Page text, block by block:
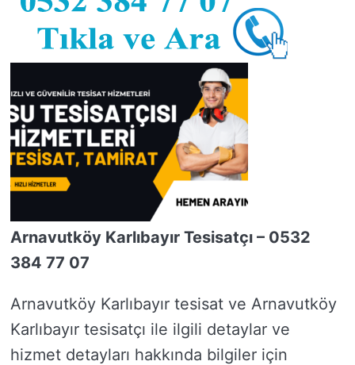
Arnavutköy Karlıbayır Tesisatçı – 0532
384 77 07
Arnavutköy Karlıbayır tesisat ve Arnavutköy
Karlıbayır tesisatçı ile ilgili detaylar ve
hizmet detayları hakkında bilgiler için